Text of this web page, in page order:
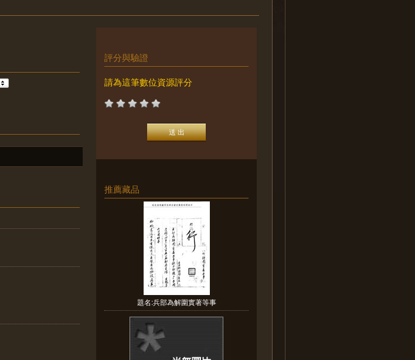
評分與驗證
請為這筆數位資源評分
推薦藏品
題名:兵部為解圍實著等事